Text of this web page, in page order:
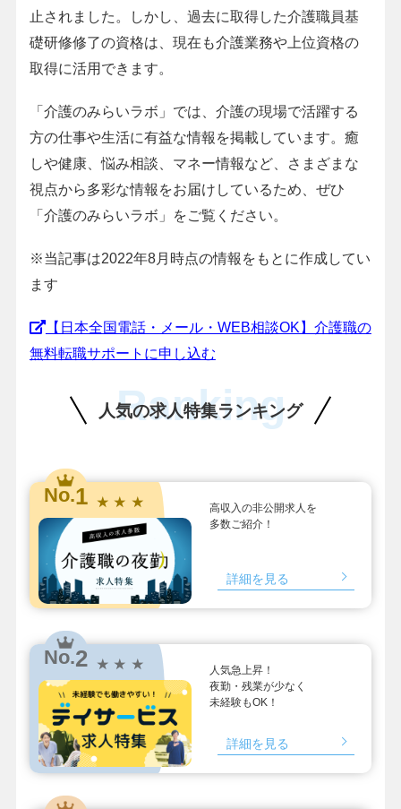
止されました。しかし、過去に取得した介護職員基
礎研修修了の資格は、現在も介護業務や上位資格の
取得に活用できます。
「介護のみらいラボ」では、介護の現場で活躍する
方の仕事や生活に有益な情報を掲載しています。癒
しや健康、悩み相談、マネー情報など、さまざまな
視点から多彩な情報をお届けしているため、ぜひ
「介護のみらいラボ」をご覧ください。
※当記事は2022年8月時点の情報をもとに作成してい
ます
【日本全国電話・メール・WEB相談OK】介護職の
無料転職サポートに申し込む
人気の求人特集ランキング
Ranking
No.1 ★ ★ ★
高収入の非公開求人を
多数ご紹介！
詳細を見る
No.2 ★ ★ ★
人気急上昇！
夜勤・残業が少なく
未経験もOK！
詳細を見る